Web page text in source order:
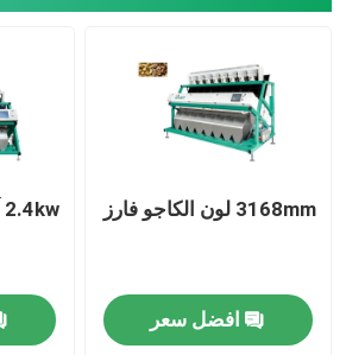
3168mm لون الكاجو فارز
افضل سعر
2.4kw آلة فرز الكاجو